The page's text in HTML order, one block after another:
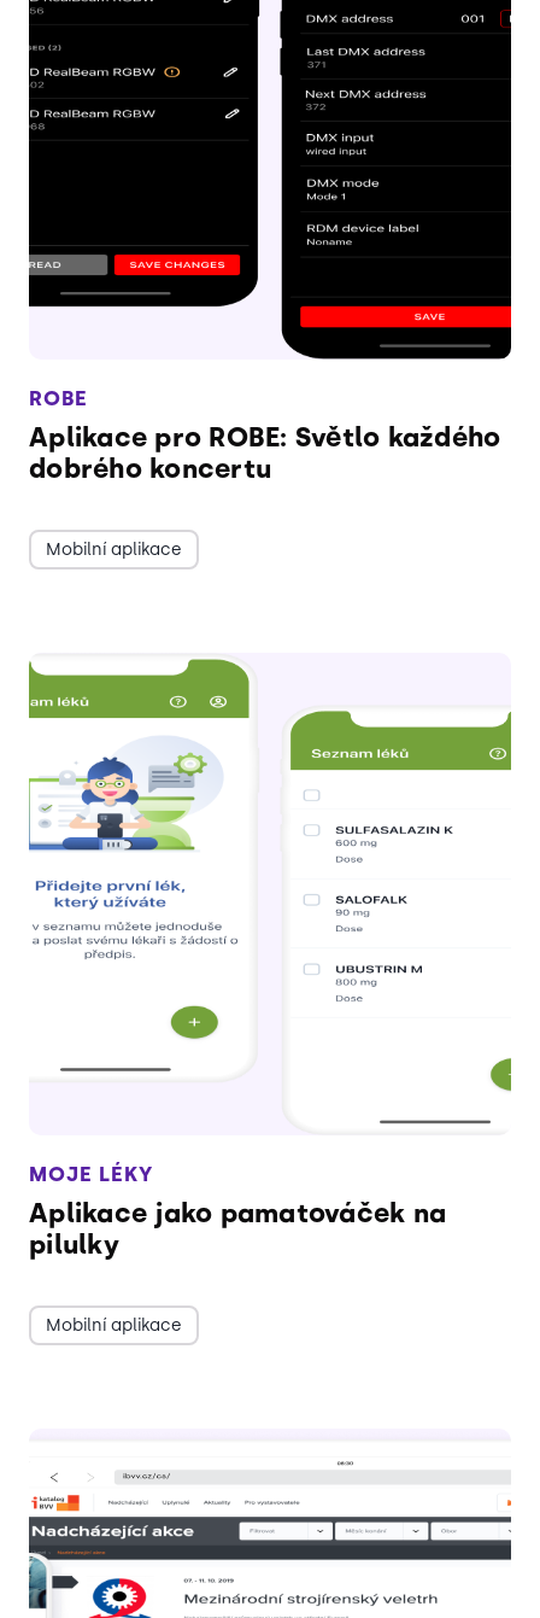
ROBE
Aplikace pro ROBE: Světlo každého
dobrého koncertu
Mobilní aplikace
MOJE LÉKY
Aplikace jako pamatováček na
pilulky
Mobilní aplikace